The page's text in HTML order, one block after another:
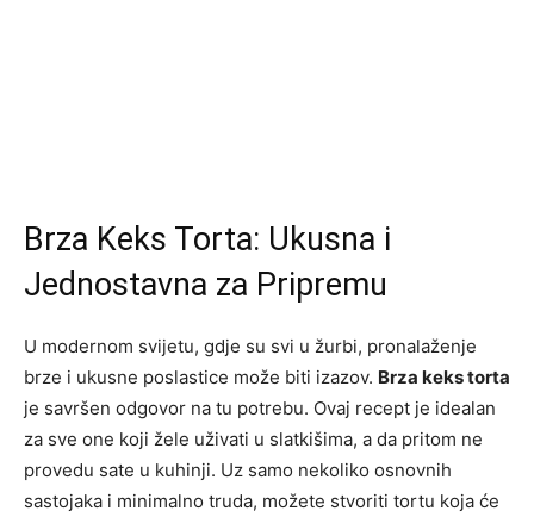
Brza Keks Torta: Ukusna i
Jednostavna za Pripremu
U modernom svijetu, gdje su svi u žurbi, pronalaženje
brze i ukusne poslastice može biti izazov. Brza keks torta
je savršen odgovor na tu potrebu. Ovaj recept je idealan
za sve one koji žele uživati u slatkišima, a da pritom ne
provedu sate u kuhinji. Uz samo nekoliko osnovnih
sastojaka i minimalno truda, možete stvoriti tortu koja će